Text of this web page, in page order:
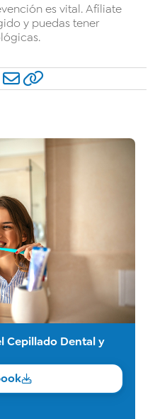
es vital. Afíliate
y puedas tener
Cepillado Dental y